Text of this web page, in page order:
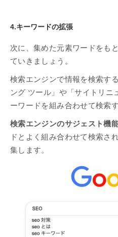
4.キーワードの拡張
次に、集めた元素ワードをも
ていきましょう。
検索エンジンで情報を検索す
ング ツール」や「サイトリニ
ーワードを組み合わせて検索
検索エンジンのサジェスト機
ドとよく組み合わせて検索さ
集します。